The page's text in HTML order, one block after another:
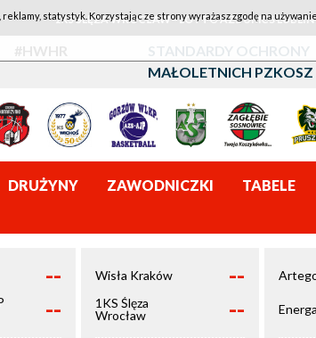
1KS ŚLĘZA WROCŁAW - LOTTO AZS UMCS LUBLIN
#HWHR
STANDARDY OCHRONY
MAŁOLETNICH PZKOSZ
DRUŻYNY ZAWODNICZKI TABELE
--
--
Wisła Kraków --
1KS Ślęza
Wrocław
--
statystyk. Korzystając ze strony wyrażasz zgodę na